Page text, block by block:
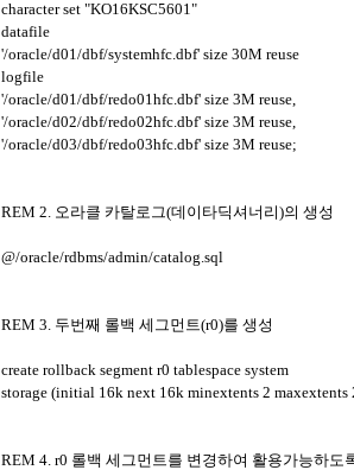
character set "KO16KSC5601"
datafile
'/oracle/d01/dbf/systemhfc.dbf' size 30M reuse
logfile
'/oracle/d01/dbf/redo01hfc.dbf' size 3M reuse,
'/oracle/d02/dbf/redo02hfc.dbf' size 3M reuse,
'/oracle/d03/dbf/redo03hfc.dbf' size 3M reuse;
REM 2. 오라클 카탈로그(데이타딕셔너리)의 생성
@/oracle/rdbms/admin/catalog.sql
REM 3. 두번째 롤백 세그먼트(r0)를 생성
create rollback segment r0 tablespace system
storage (initial 16k next 16k minextents 2 maxextents
REM 4. r0 롤백 세그먼트를 변경하여 활용가능하도